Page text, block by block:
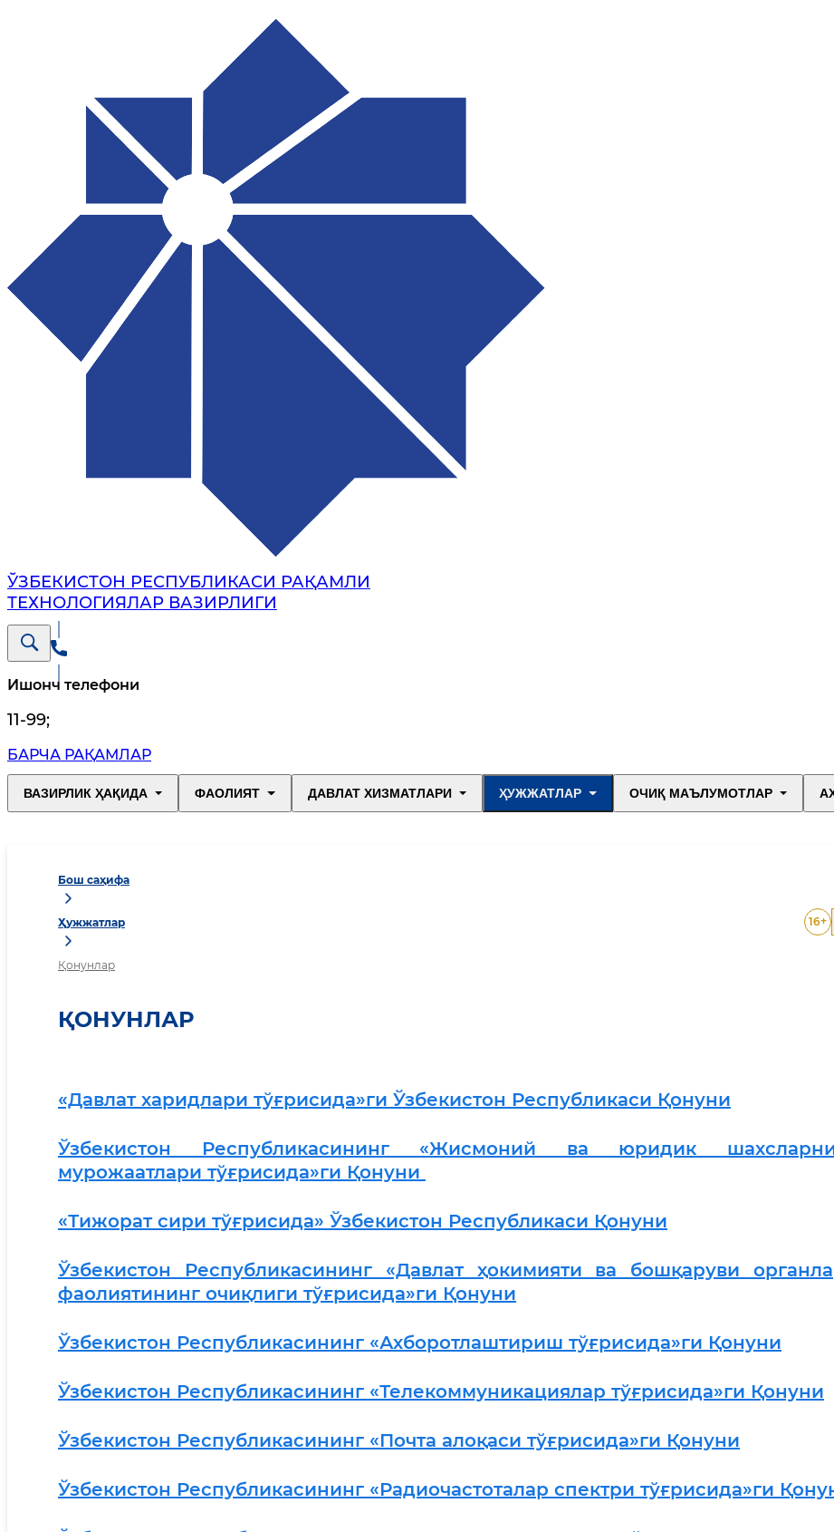
ЎЗБЕКИСТОН РЕСПУБЛИКАСИ РАҚАМЛИ
ТЕХНОЛОГИЯЛАР ВАЗИРЛИГИ
Ишонч телефони
11-99;
БАРЧА РАҚАМЛАР
ВАЗИРЛИК ҲАҚИДА ФАОЛИЯТ ДАВЛАТ ХИЗМАТЛАРИ ҲУЖЖАТЛАР ОЧИҚ МАЪЛУМОТЛАР
Бош саҳифа
Ҳужжатлар
Қонунлар
16+
ҚОНУНЛАР
«Давлат харидлари тўғрисида»ги Ўзбекистон Республикаси Қонуни
Ўзбекистон Республикасининг «Жисмоний ва юридик
мурожаатлари тўғрисида»ги Қонуни
«Тижорат сири тўғрисида» Ўзбекистон Республикаси Қонуни
Ўзбекистон Республикасининг «Давлат ҳокимияти ва бошқаруви
фаолиятининг очиқлиги тўғрисида»ги Қонуни
Ўзбекистон Республикасининг «Ахборотлаштириш тўғрисида»ги Қонуни
Ўзбекистон Республикасининг «Телекоммуникациялар тўғрисида»ги Қонуни
Ўзбекистон Республикасининг «Почта алоқаси тўғрисида»ги Қонуни
Ўзбекистон Республикасининг «Радиочастоталар спектри тўғрисида»ги